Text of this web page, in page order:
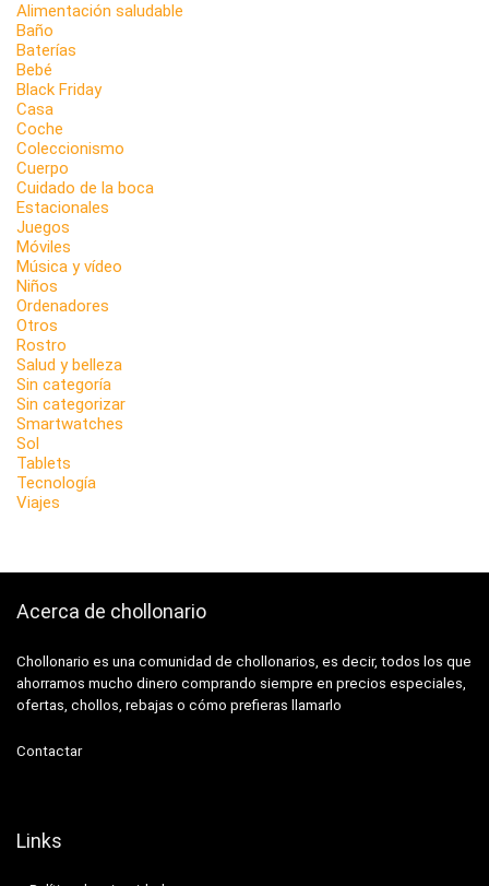
Alimentación saludable
Baño
Baterías
Bebé
Black Friday
Casa
Coche
Coleccionismo
Cuerpo
Cuidado de la boca
Estacionales
Juegos
Móviles
Música y vídeo
Niños
Ordenadores
Otros
Rostro
Salud y belleza
Sin categoría
Sin categorizar
Smartwatches
Sol
Tablets
Tecnología
Viajes
Acerca de chollonario
Chollonario es una comunidad de chollonarios, es decir, todos los que
ahorramos mucho dinero comprando siempre en precios especiales,
ofertas, chollos, rebajas o cómo prefieras llamarlo
Contactar
Links